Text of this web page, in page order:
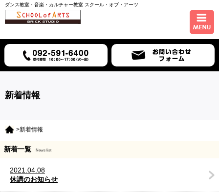
ダンス教室・音楽・カルチャー教室 スクール・オブ・アーツ
ホーム
コース紹介
新着情報
>新着情報
新着一覧 News list
2021.04.08
休講のお知らせ